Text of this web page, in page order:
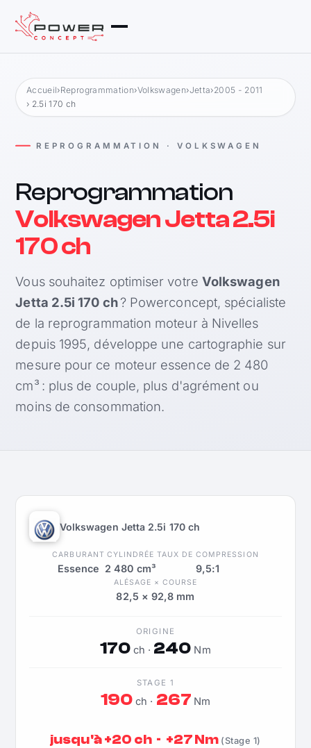
Accueil›Reprogrammation›Volkswagen›Jetta›2005 - 2011
› 2.5i 170 ch
REPROGRAMMATION · VOLKSWAGEN
Reprogrammation
Volkswagen Jetta 2.5i
170 ch
Vous souhaitez optimiser votre Volkswagen
Jetta 2.5i 170 ch? Powerconcept, spécialiste
de la reprogrammation moteur à Nivelles
depuis 1995, développe une cartographie sur
mesure pour ce moteur essence de 2 480
cm³ : plus de couple, plus d'agrément ou
moins de consommation.
Volkswagen Jetta 2.5i 170 ch
CARBURANT
Essence
CYLINDRÉE
2 480 cm³
TAUX DE COMPRESSION
9,5:1
ALÉSAGE × COURSE
82,5 × 92,8 mm
ORIGINE
170ch · 240 Nm
STAGE 1
190 ch · 267Nm
jusqu'à +20 ch · +27 Nm (Stage 1)